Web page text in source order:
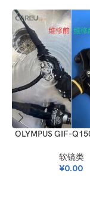
OLYMPUS GIF-
软镜类
¥0.00